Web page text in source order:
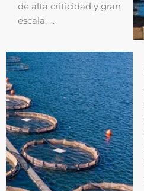
de alta criticidad y gran
escala. ...